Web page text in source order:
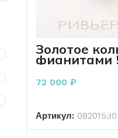
Золотое
фианитами
пробы 9.60
72 000 ₽
Артикул: 08201530